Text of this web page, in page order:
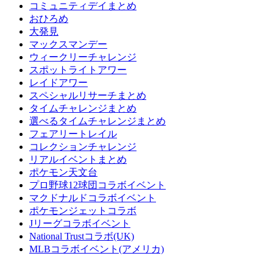
コミュニティデイまとめ
おひろめ
大発見
マックスマンデー
ウィークリーチャレンジ
スポットライトアワー
レイドアワー
スペシャルリサーチまとめ
タイムチャレンジまとめ
選べるタイムチャレンジまとめ
フェアリートレイル
コレクションチャレンジ
リアルイベントまとめ
ポケモン天文台
プロ野球12球団コラボイベント
マクドナルドコラボイベント
ポケモンジェットコラボ
Jリーグコラボイベント
National Trustコラボ(UK)
MLBコラボイベント(アメリカ)